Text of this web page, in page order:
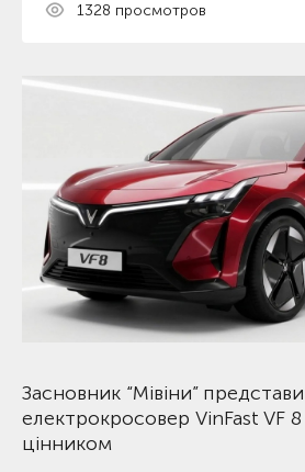
1328 просмотров
Засновник “Мівіни”
електрокросовер VinFast VF
цінником